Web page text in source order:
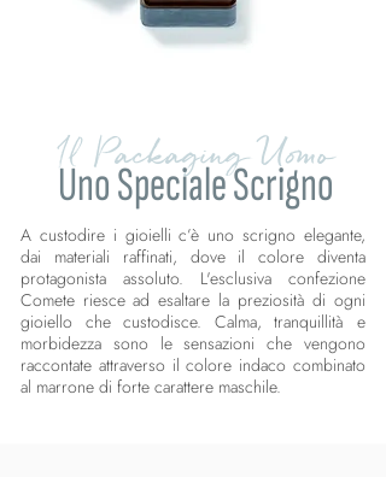
Il Packaging Uomo
Uno Speciale Scrigno
A custodire i gioielli c’è uno scrigno elegante,
dai materiali raffinati, dove il colore diventa
protagonista assoluto. L'esclusiva confezione
Comete riesce ad esaltare la preziosità di ogni
gioiello che custodisce. Calma, tranquillità e
morbidezza sono le sensazioni che vengono
raccontate attraverso il colore indaco combinato
al marrone di forte carattere maschile.